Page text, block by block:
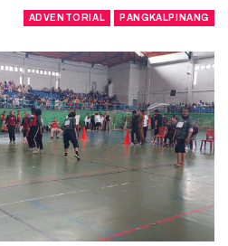
ADVENTORIAL PANGKALPINANG